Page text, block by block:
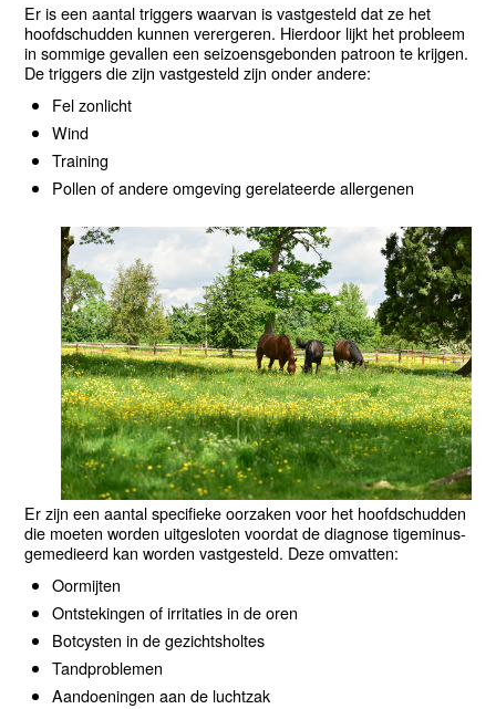
Er is een aantal triggers waarvan is vastgesteld dat ze het
hoofdschudden kunnen verergeren. Hierdoor lijkt het probleem
in sommige gevallen een seizoensgebonden patroon te krijgen.
De triggers die zijn vastgesteld zijn onder andere:
Fel zonlicht
Wind
Training
Pollen of andere omgeving gerelateerde allergenen
Er zijn een aantal specifieke oorzaken voor het hoofdschudden
die moeten worden uitgesloten voordat de diagnose tigeminus-
gemedieerd kan worden vastgesteld. Deze omvatten:
Oormijten
Ontstekingen of irritaties in de oren
Botcysten in de gezichtsholtes
Tandproblemen
Aandoeningen aan de luchtzak